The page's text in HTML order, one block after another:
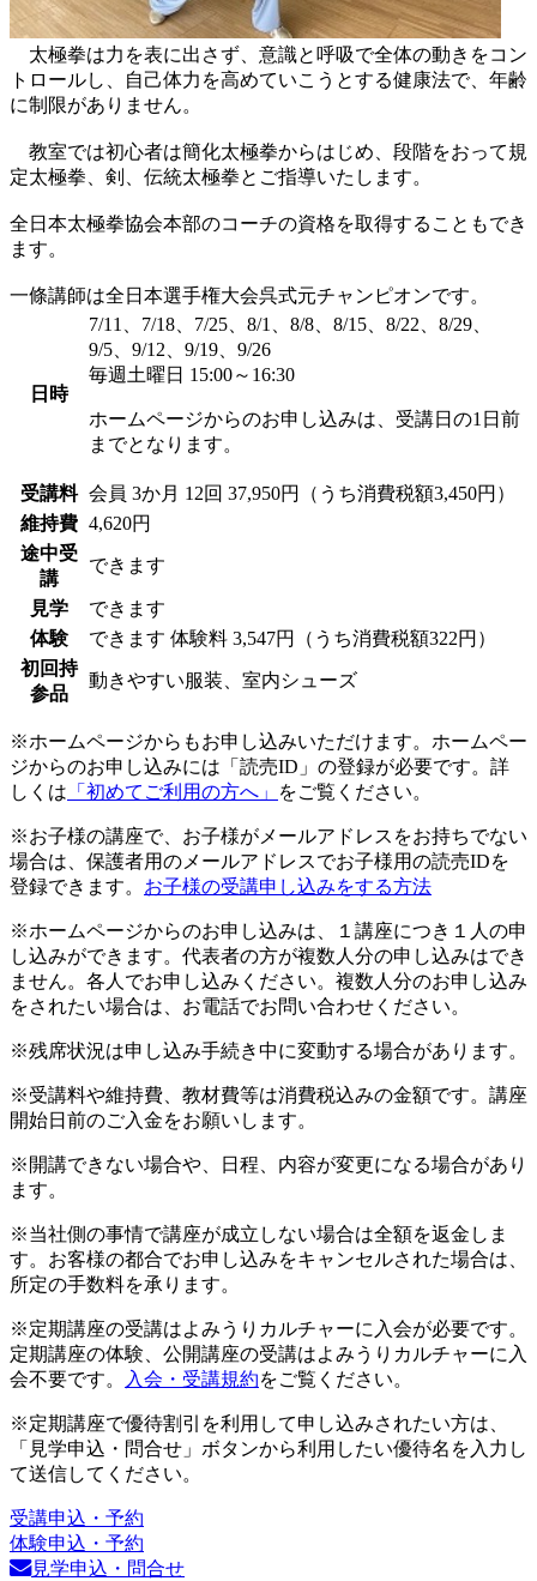
太極拳は力を表に出さず、意識と呼吸で全体の動きをコン
トロールし、自己体力を高めていこうとする健康法で、年齢
に制限がありません。
教室では初心者は簡化太極拳からはじめ、段階をおって規
定太極拳、剣、伝統太極拳とご指導いたします。
全日本太極拳協会本部のコーチの資格を取得することもでき
ます。
一條講師は全日本選手権大会呉式元チャンピオンです。
日時
7/11、7/18、7/25、8/1、8/8、8/15、8/22、8/29、
9/5、9/12、9/19、9/26
毎週土曜日 15:00～16:30
ホームページからのお申し込みは、受講日の1日前
までとなります。
受講料 会員 3か月 12回 37,950円（うち消費税額3,450円）
維持費 4,620円
途中受
講
できます
見学
できます
体験
できます 体験料 3,547円（うち消費税額322円）
初回持
参品
動きやすい服装、室内シューズ
※ホームページからもお申し込みいただけます。ホームペー
ジからのお申し込みには「読売ID」の登録が必要です。詳
しくは 「初めてご利用の方へ」 をご覧ください。
※お子様の講座で、お子様がメールアドレスをお持ちでない
場合は、保護者用のメールアドレスでお子様用の読売IDを
登録できます。 お子様の受講申し込みをする方法
※ホームページからのお申し込みは、１講座につき１人の申
し込みができます。代表者の方が複数人分の申し込みはでき
ません。各人でお申し込みください。複数人分のお申し込み
をされたい場合は、お電話でお問い合わせください。
※残席状況は申し込み手続き中に変動する場合があります。
※受講料や維持費、教材費等は消費税込みの金額です。講座
開始日前のご入金をお願いします。
※開講できない場合や、日程、内容が変更になる場合があり
ます。
※当社側の事情で講座が成立しない場合は全額を返金しま
す。お客様の都合でお申し込みをキャンセルされた場合は、
所定の手数料を承ります。
※定期講座の受講はよみうりカルチャーに入会が必要です。
定期講座の体験、公開講座の受講はよみうりカルチャーに入
会不要です。
入会・受講規約をご覧ください。
※定期講座で優待割引を利用して申し込みされたい方は、
「見学申込・問合せ」ボタンから利用したい優待名を入力し
て送信してください。
受講申込・予約
体験申込・予約
見学申込・問合せ